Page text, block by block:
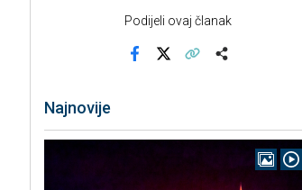
Podijeli ovaj članak
Najnovije